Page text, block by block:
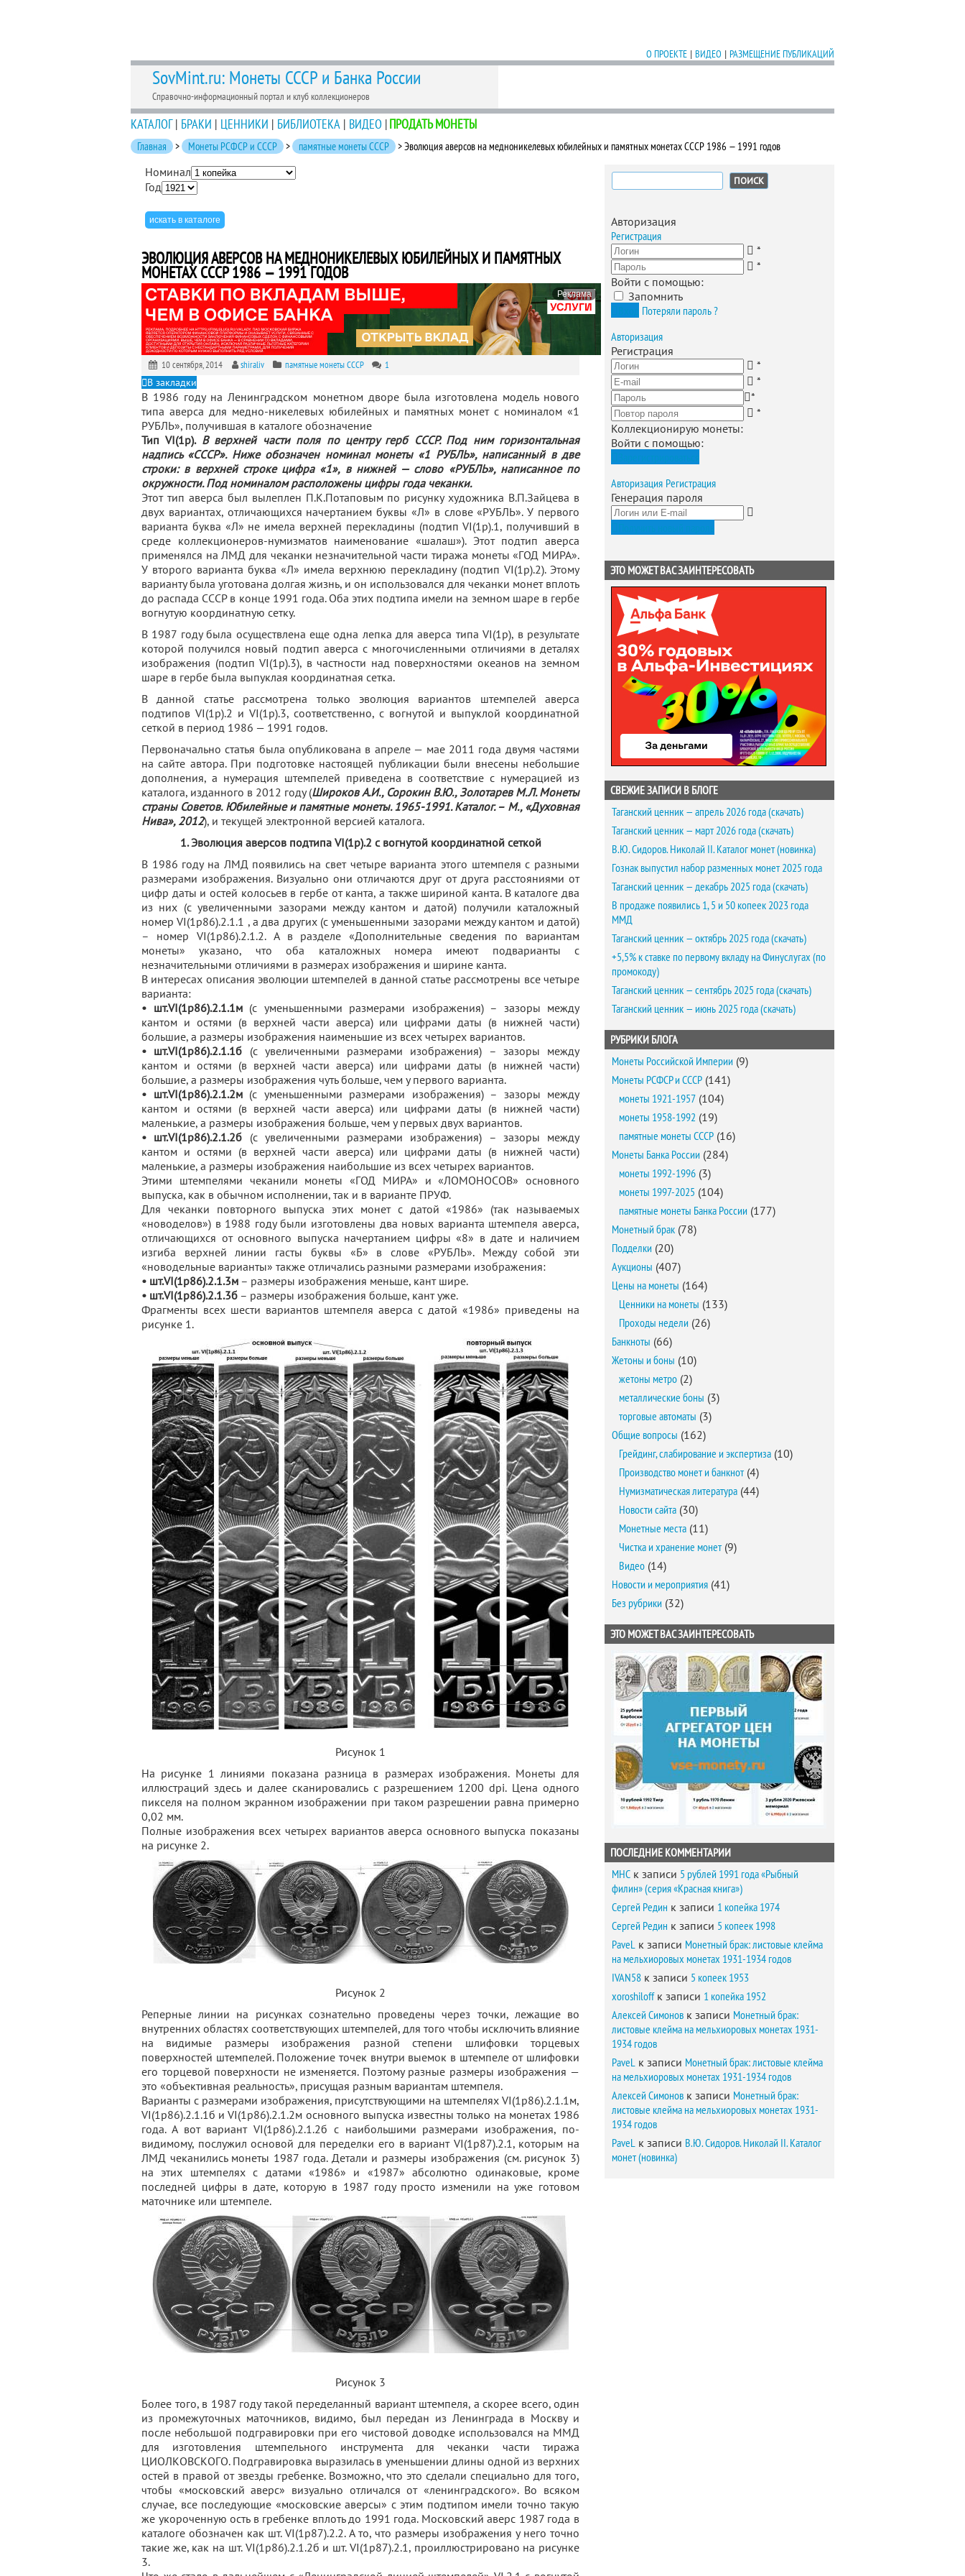
О ПРОЕКТЕ | ВИДЕО | РАЗМЕЩЕНИЕ ПУБЛИКАЦИЙ
SovMint.ru: Монеты СССР и Банка России
Справочно-информационный портал и клуб коллекционеров
КАТАЛОГ| БРАКИ | ЦЕННИКИ | БИБЛИОТЕКА | ВИДЕО |ПРОДАТЬ МОНЕТЫ
Главная > Монеты РСФСР и СССР > памятные монеты СССР > Эволюция аверсов на медноникелевых юбилейных и памятных монетах СССР 1986 — 1991 годов
Номинал
Год
ЭВОЛЮЦИЯ АВЕРСОВ НА МЕДНОНИКЕЛЕВЫХ ЮБИЛЕЙНЫХ И ПАМЯТНЫХ
МОНЕТАХ СССР 1986 — 1991 ГОДОВ
Реклама
10 сентября, 2014 shiraliv памятные монеты СССР 1
В закладки
В 1986 году на Ленинградском монетном дворе была изготовлена модель нового
типа аверса для медно-никелевых юбилейных и памятных монет с номиналом «1
РУБЛЬ», получившая в каталоге обозначение
Тип VI(1р). В верхней части поля по центру герб СССР. Под ним горизонтальная
надпись «СССР». Ниже обозначен номинал монеты «1 РУБЛЬ», написанный в две
строки: в верхней строке цифра «1», в нижней — слово «РУБЛЬ», написанное по
окружности. Под номиналом расположены цифры года чеканки.
Этот тип аверса был вылеплен П.К.Потаповым по рисунку художника В.П.Зайцева в
двух вариантах, отличающихся начертанием буквы «Л» в слове «РУБЛЬ». У первого
варианта буква «Л» не имела верхней перекладины (подтип VI(1р).1, получивший в
среде коллекционеров-нумизматов наименование «шалаш»). Этот подтип аверса
применялся на ЛМД для чеканки незначительной части тиража монеты «ГОД МИРА».
У второго варианта буква «Л» имела верхнюю перекладину (подтип VI(1р).2). Этому
варианту была уготована долгая жизнь, и он использовался для чеканки монет вплоть
до распада СССР в конце 1991 года. Оба этих подтипа имели на земном шаре в гербе
вогнутую координатную сетку.
В 1987 году была осуществлена еще одна лепка для аверса типа VI(1р), в результате
которой получился новый подтип аверса с многочисленными отличиями в деталях
изображения (подтип VI(1р).3), в частности над поверхностями океанов на земном
шаре в гербе была выпуклая координатная сетка.
В данной статье рассмотрена только эволюция вариантов штемпелей аверса
подтипов VI(1р).2 и VI(1р).3, соответственно, с вогнутой и выпуклой координатной
сеткой в период 1986 — 1991 годов.
Первоначально статья была опубликована в апреле — мае 2011 года двумя частями
на сайте автора. При подготовке настоящей публикации были внесены небольшие
дополнения, а нумерация штемпелей приведена в соответствие с нумерацией из
каталога, изданного в 2012 году (Широков А.И., Сорокин В.Ю., Золотарев М.Л. Монеты
страны Советов. Юбилейные и памятные монеты. 1965-1991. Каталог. – М., «Духовная
Нива», 2012), и текущей электронной версией каталога.
1. Эволюция аверсов подтипа VI(1р).2 с вогнутой координатной сеткой
В 1986 году на ЛМД появились на свет четыре варианта этого штемпеля с разными
размерами изображения. Визуально они отличаются друг от друга расстояниями от
цифр даты и остей колосьев в гербе от канта, а также шириной канта. В каталоге два
из них (с увеличенными зазорами между кантом и датой) получили каталожный
номер VI(1р86).2.1.1 , а два других (с уменьшенными зазорами между кантом и датой)
– номер VI(1р86).2.1.2. А в разделе «Дополнительные сведения по вариантам
монеты» указано, что оба каталожных номера имеют подварианты с
незначительными отличиями в размерах изображения и ширине канта.
В интересах описания эволюции штемпелей в данной статье рассмотрены все четыре
варианта:
• шт.VI(1р86).2.1.1м(с уменьшенными размерами изображения) – зазоры между
кантом и остями (в верхней части аверса) или цифрами даты (в нижней части)
большие, а размеры изображения наименьшие из всех четырех вариантов.
• шт.VI(1р86).2.1.1б (с увеличенными размерами изображения) – зазоры между
кантом и остями (в верхней части аверса) или цифрами даты (в нижней части)
большие, а размеры изображения чуть больше, чем у первого варианта.
• шт.VI(1р86).2.1.2м(с уменьшенными размерами изображения) – зазоры между
кантом и остями (в верхней части аверса) или цифрами даты (в нижней части)
маленькие, а размеры изображения больше, чем у первых двух вариантов.
• шт.VI(1р86).2.1.2б (с увеличенными размерами изображения) – зазоры между
кантом и остями (в верхней части аверса) или цифрами даты (в нижней части)
маленькие, а размеры изображения наибольшие из всех четырех вариантов.
Этими штемпелями чеканили монеты «ГОД МИРА» и «ЛОМОНОСОВ» основного
выпуска, как в обычном исполнении, так и в варианте ПРУФ.
Для чеканки повторного выпуска этих монет с датой «1986» (так называемых
«новоделов») в 1988 году были изготовлены два новых варианта штемпеля аверса,
отличающихся от основного выпуска начертанием цифры «8» в дате и наличием
изгиба верхней линии гасты буквы «Б» в слове «РУБЛЬ». Между собой эти
«новодельные варианты» также отличались разными размерами изображения:
• шт.VI(1р86).2.1.3м – размеры изображения меньше, кант шире.
• шт.VI(1р86).2.1.3б – размеры изображения больше, кант уже.
Фрагменты всех шести вариантов штемпеля аверса с датой «1986» приведены на
рисунке 1.
Рисунок 1
На рисунке 1 линиями показана разница в размерах изображения. Монеты для
иллюстраций здесь и далее сканировались с разрешением 1200 dpi. Цена одного
пикселя на полном экранном изображении при таком разрешении равна примерно
0,02 мм.
Полные изображения всех четырех вариантов аверса основного выпуска показаны
на рисунке 2.
Рисунок 2
Реперные линии на рисунках сознательно проведены через точки, лежащие во
внутренних областях соответствующих штемпелей, для того чтобы исключить влияние
на видимые размеры изображения разной степени шлифовки торцевых
поверхностей штемпелей. Положение точек внутри выемок в штемпеле от шлифовки
его торцевой поверхности не изменяется. Поэтому разные размеры изображения —
это «объективная реальность», присущая разным вариантам штемпеля.
Варианты с размерами изображения, присутствующими на штемпелях VI(1р86).2.1.1м,
VI(1р86).2.1.1б и VI(1р86).2.1.2м основного выпуска известны только на монетах 1986
года. А вот вариант VI(1р86).2.1.2б с наибольшими размерами изображения, по-
видимому, послужил основой для переделки его в вариант VI(1р87).2.1, которым на
ЛМД чеканились монеты 1987 года. Детали и размеры изображения (см. рисунок 3)
на этих штемпелях с датами «1986» и «1987» абсолютно одинаковые, кроме
последней цифры в дате, которую в 1987 году просто изменили на уже готовом
маточнике или штемпеле.
Рисунок 3
Более того, в 1987 году такой переделанный вариант штемпеля, а скорее всего, один
из промежуточных маточников, видимо, был передан из Ленинграда в Москву и
после небольшой подгравировки при его чистовой доводке использовался на ММД
для изготовления штемпельного инструмента для чеканки части тиража
ЦИОЛКОВСКОГО. Подгравировка выразилась в уменьшении длины одной из верхних
остей в правой от звезды гребенке. Возможно, что это сделали специально для того,
чтобы «московский аверс» визуально отличался от «ленинградского». Во всяком
случае, все последующие «московские аверсы» с этим подтипом имели точно такую
же укороченную ость в гребенке вплоть до 1991 года. Московский аверс 1987 года в
каталоге обозначен как шт. VI(1р87).2.2. А то, что размеры изображения у него точно
такие же, как на шт. VI(1р86).2.1.2б и шт. VI(1р87).2.1, проиллюстрировано на рисунке
3.
Найти:
Авторизация
Регистрация
*
*
Войти с помощью:
Запомнить
Потеряли пароль ?
Авторизация
Регистрация
*
*
*
*
Коллекционирую монеты:
Войти с помощью:
Авторизация Регистрация
Генерация пароля
ЭТО МОЖЕТ ВАС ЗАИНТЕРЕСОВАТЬ
СВЕЖИЕ ЗАПИСИ В БЛОГЕ
Таганский ценник — апрель 2026 года (скачать)
Таганский ценник — март 2026 года (скачать)
В.Ю. Сидоров. Николай II. Каталог монет (новинка)
Гознак выпустил набор разменных монет 2025 года
Таганский ценник — декабрь 2025 года (скачать)
В продаже появились 1, 5 и 50 копеек 2023 года
ММД
Таганский ценник — октябрь 2025 года (скачать)
+5,5% к ставке по первому вкладу на Финуслугах (по
промокоду)
Таганский ценник — сентябрь 2025 года (скачать)
Таганский ценник — июнь 2025 года (скачать)
РУБРИКИ БЛОГА
Монеты Российской Империи (9)
Монеты РСФСР и СССР (141)
монеты 1921-1957 (104)
монеты 1958-1992 (19)
памятные монеты СССР (16)
Монеты Банка России (284)
монеты 1992-1996 (3)
монеты 1997-2025 (104)
памятные монеты Банка России (177)
Монетный брак (78)
Подделки (20)
Аукционы (407)
Цены на монеты (164)
Ценники на монеты (133)
Проходы недели (26)
Банкноты (66)
Жетоны и боны (10)
жетоны метро (2)
металлические боны (3)
торговые автоматы (3)
Общие вопросы (162)
Грейдинг, слабирование и экспертиза (10)
Производство монет и банкнот(4)
Нумизматическая литература (44)
Новости сайта (30)
Монетные места (11)
Чистка и хранение монет(9)
Видео (14)
Новости и мероприятия (41)
Без рубрики (32)
ЭТО МОЖЕТ ВАС ЗАИНТЕРЕСОВАТЬ
ПОСЛЕДНИЕ КОММЕНТАРИИ
MHC к записи 5 рублей 1991 года «Рыбный
филин» (серия «Красная книга»)
Сергей Редин к записи 1 копейка 1974
Сергей Редин к записи 5 копеек 1998
PaveL к записи Монетный брак: листовые клейма
на мельхиоровых монетах 1931-1934 годов
IVAN58 к записи 5 копеек 1953
xoroshiloffк записи 1 копейка 1952
Алексей Симонов к записи Монетный брак:
листовые клейма на мельхиоровых монетах 1931-
1934 годов
PaveL к записи Монетный брак: листовые клейма
на мельхиоровых монетах 1931-1934 годов
Алексей Симонов к записи Монетный брак:
листовые клейма на мельхиоровых монетах 1931-
1934 годов
PaveL к записи В.Ю. Сидоров. Николай II. Каталог
монет (новинка)